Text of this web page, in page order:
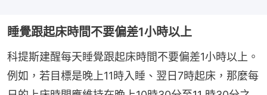
睡覺跟起床時間不要偏差1小時以上
科提斯建醒每天睡覺跟起床時間不要偏差1小時以上。
例如，若目標是晚上11時入睡、翌日7時起床，那麼每